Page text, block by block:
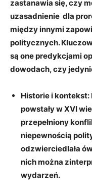
zastanawia‌ się, czy
uzasadnienie dla
między innymi
politycznych.
są onepredykcjami
dowodach, ‌czy
Historie i kontekst:
powstały w ⁢XVI
przepełniony
niepewnością
⁤odzwierciedlała
nich⁤ można
wydarzeń.